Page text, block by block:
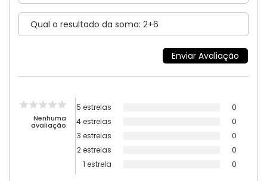
Nenhuma
avaliação
5 estrelas
0
4 estrelas
0
3 estrelas
0
2 estrelas
0
1 estrela
0